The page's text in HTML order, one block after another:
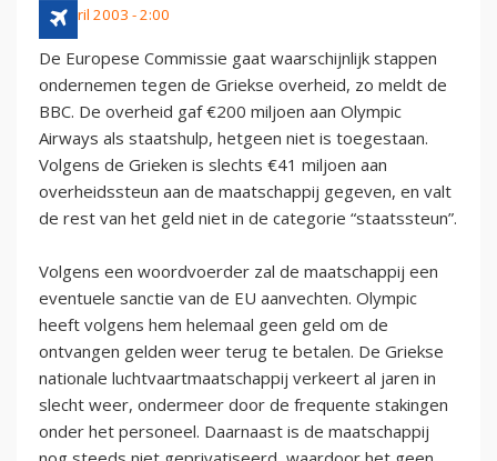
23 april 2003 - 2:00
De Europese Commissie gaat waarschijnlijk stappen
ondernemen tegen de Griekse overheid, zo meldt de
BBC. De overheid gaf €200 miljoen aan Olympic
Airways als staatshulp, hetgeen niet is toegestaan.
Volgens de Grieken is slechts €41 miljoen aan
overheidssteun aan de maatschappij gegeven, en valt
de rest van het geld niet in de categorie “staatssteun”.
Volgens een woordvoerder zal de maatschappij een
eventuele sanctie van de EU aanvechten. Olympic
heeft volgens hem helemaal geen geld om de
ontvangen gelden weer terug te betalen. De Griekse
nationale luchtvaartmaatschappij verkeert al jaren in
slecht weer, ondermeer door de frequente stakingen
onder het personeel. Daarnaast is de maatschappij